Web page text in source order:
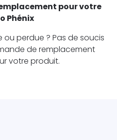
pour votre
Phénix
perdue ? Pas de soucis
de remplacement
votre produit.